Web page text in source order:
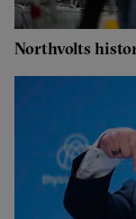
Northvolts